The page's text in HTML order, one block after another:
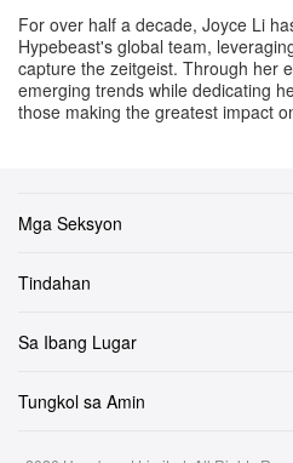
mapangahas na pagnanakaw
USD na French crown
na hanggang ngayon ay hindi
(na literal na
Louvre”), na isinulat ng
Le Parisien
demand para sa kuwentong
pa man lumabas ang libro sa
For over half a decade, Joyce Li
Hypebeast's global team,
capture the zeitgeist. Through her
emerging trends while dedicating
those making the greatest impact
Mga Seksyon
Tindahan
Sa Ibang Lugar
Tungkol sa Amin